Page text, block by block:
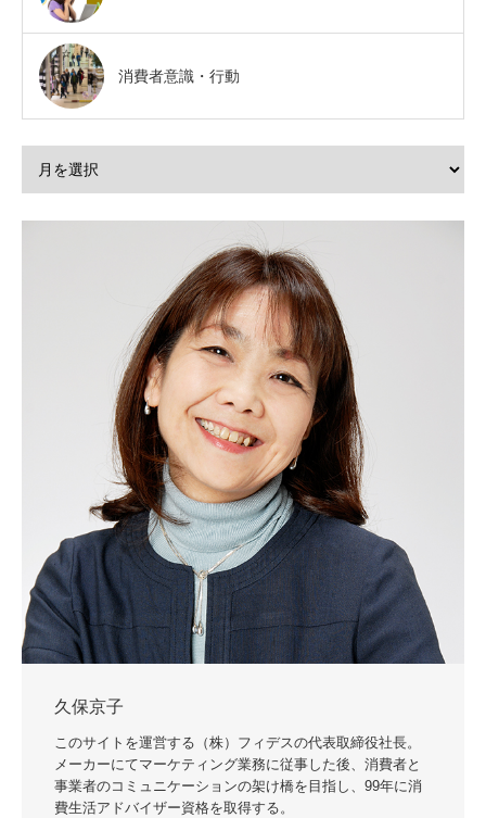
消費者意識・行動
久保京子
このサイトを運営する（株）フィデスの代表取締役社長。
メーカーにてマーケティング業務に従事した後、消費者と
事業者のコミュニケーションの架け橋を目指し、99年に消
費生活アドバイザー資格を取得する。